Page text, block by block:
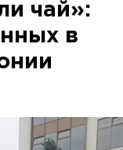
чай»:
в